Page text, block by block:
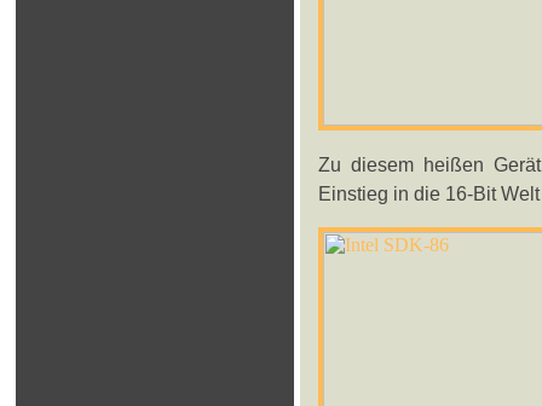
Zu diesem heißen
Einstieg in die 16-Bit